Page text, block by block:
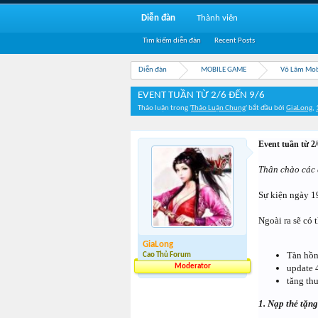
Diễn đàn MOBILE GAME Võ Lâm
EVENT TUẦN TỪ 2/6 ĐẾN 9/6
Thảo luận trong 'Thảo Luận Chung' bắt đầu bởi GiaLong,
GiaLong
Cao Thủ Forum
Moderator
Event tuần từ 2/
Thân chào
Sự kiện ngày
Ngoài ra sẽ có
Tàn
update
tăng
1. Nạp thẻ
Diễn đàn
Tìm kiếm diễn đàn Recent Posts
Thành viên